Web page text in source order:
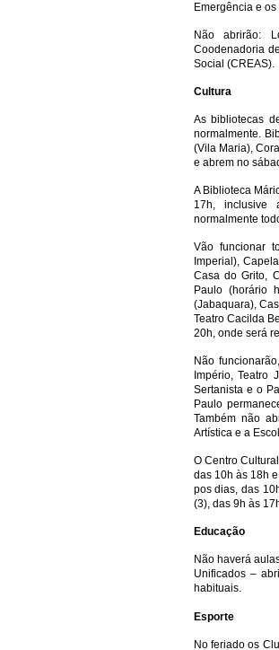
Emergência e
Não abrirão:
Coodenadoria
Social (CREAS).
Cultura
As bibliotecas
normalmente.
(Vila Maria),
e abrem no
A Biblioteca
17h, inclusive
normalmente
Vão funcionar
Imperial),
Casa do Grito,
Paulo (horário
(Jabaquara),
Teatro Cacilda
20h, onde será
Não
Império, Teatro
Sertanista e o
Paulo
Também não
Artística e a
O Centro
das 10h às 18h
pos dias, das
(3), das 9h às
Educação
Não haverá
Unificados –
habituais.
Esporte
No feriado os